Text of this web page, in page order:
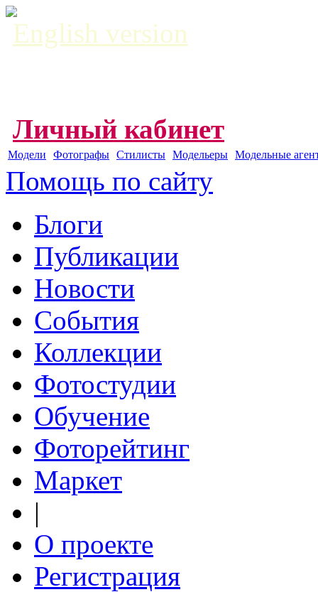
English version
Личный кабинет
Модели Фотографы Стилисты Модельеры Модельные
Помощь по сайту
Блоги
Публикации
Новости
События
Коллекции
Фотостудии
Обучение
Фоторейтинг
Маркет
|
О проекте
Регистрация